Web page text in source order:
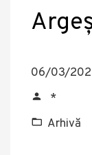
06/03/
*
Arhivă